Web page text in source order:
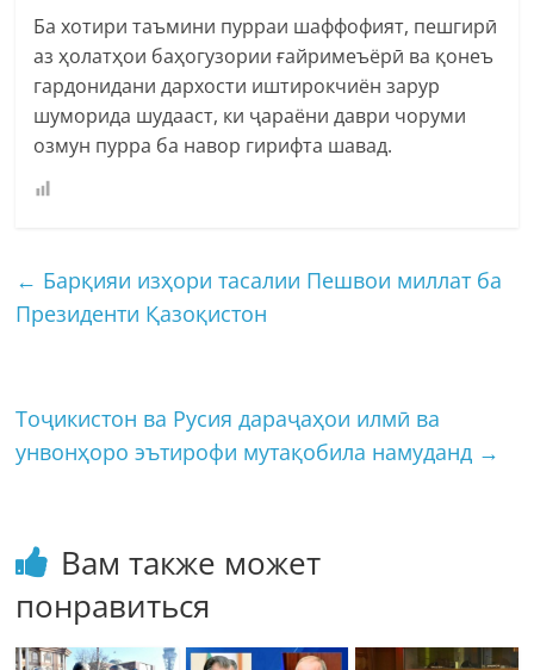
Ба хотири таъмини пурраи шаффофият, пешгирӣ
аз ҳолатҳои баҳогузории ғайримеъёрӣ ва қонеъ
гардонидани дархости иштирокчиён зарур
шуморида шудааст, ки ҷараёни даври чоруми
озмун пурра ба навор гирифта шавад.
← Барқияи изҳори тасалии Пешвои миллат ба
Президенти Қазоқистон
Тоҷикистон ва Русия дараҷаҳои илмӣ ва
унвонҳоро эътирофи мутақобила намуданд →
Вам также может
понравиться